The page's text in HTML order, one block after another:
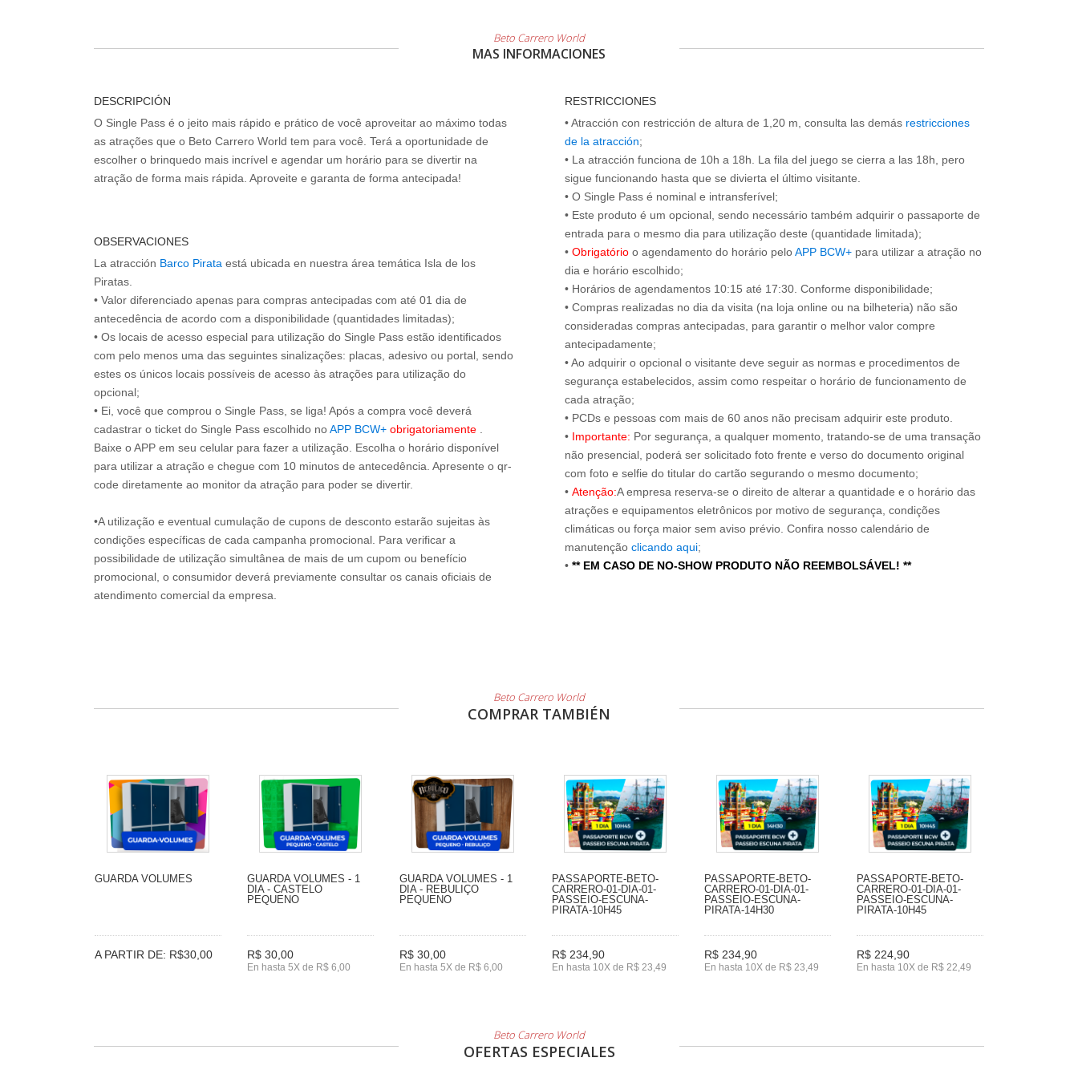
Beto Carrero World
MAS INFORMACIONES
DESCRIPCIÓN
O Single Pass é o jeito mais rápido e prático de você aproveitar ao máximo todas
as atrações que o Beto Carrero World tem para você. Terá a oportunidade de
escolher o brinquedo mais incrível e agendar um horário para se divertir na
atração de forma mais rápida. Aproveite e garanta de forma antecipada!
OBSERVACIONES
La atracción Barco Pirata está ubicada en nuestra área temática Isla de los
Piratas.
• Valor diferenciado apenas para compras antecipadas com até 01 dia de
antecedência de acordo com a disponibilidade (quantidades limitadas);
• Os locais de acesso especial para utilização do Single Pass estão identificados
com pelo menos uma das seguintes sinalizações: placas, adesivo ou portal, sendo
estes os únicos locais possíveis de acesso às atrações para utilização do
opcional;
• Ei, você que comprou o Single Pass, se liga! Após a compra você deverá
cadastrar o ticket do Single Pass escolhido noAPP BCW+ obrigatoriamente
Baixe o APP em seu celular para fazer a utilização. Escolha o horário disponível
para utilizar a atração e chegue com 10 minutos de antecedência. Apresente o qr-
code diretamente ao monitor da atração para poder se divertir.
•A utilização e eventual cumulação de cupons de desconto estarão sujeitas às
condições específicas de cada campanha promocional. Para verificar a
possibilidade de utilização simultânea de mais de um cupom ou benefício
promocional, o consumidor deverá previamente consultar os canais oficiais de
atendimento comercial da empresa.
RESTRICCIONES
• Atracción con restricción de altura de 1,20 m, consulta las demás restricciones
de la atracción;
• La atracción funciona de 10h a 18h. La fila del juego se cierra a las 18h, pero
sigue funcionando hasta que se divierta el último visitante.
• O Single Pass é nominal e intransferível;
• Este produto é um opcional, sendo necessário também adquirir o passaporte de
entrada para o mesmo dia para utilização deste (quantidade limitada);
• Obrigatório o agendamento do horário peloAPP BCW+ para utilizar a atração no
dia e horário escolhido;
• Horários de agendamentos 10:15 até 17:30. Conforme disponibilidade;
• Compras realizadas no dia da visita (na loja online ou na bilheteria) não são
consideradas compras antecipadas, para garantir o melhor valor compre
antecipadamente;
• Ao adquirir o opcional o visitante deve seguir as normas e procedimentos de
segurança estabelecidos, assim como respeitar o horário de funcionamento de
cada atração;
• PCDs e pessoas com mais de 60 anos não precisam adquirir este produto.
• Importante: Por segurança, a qualquer momento, tratando-se de uma transação
não presencial, poderá ser solicitado foto frente e verso do documento original
com foto e selfie do titular do cartão segurando o mesmo documento;
• Atenção:A empresa reserva-se o direito de alterar a quantidade e o horário das
atrações e equipamentos eletrônicos por motivo de segurança, condições
climáticas ou força maior sem aviso prévio. Confira nosso calendário de
manutenção clicando aqui;
• ** EM CASO DE NO-SHOW PRODUTO NÃO REEMBOLSÁVEL! **
Beto Carrero World
COMPRAR TAMBIÉN
GUARDA VOLUMES
A PARTIR DE: R$30,00
GUARDA VOLUMES - 1
DIA - CASTELO
PEQUENO
R$ 30,00
En hasta 5X de R$ 6,00
GUARDA VOLUMES - 1
DIA - REBULIÇO
PEQUENO
R$ 30,00
En hasta 5X de R$ 6,00
PASSAPORTE-BETO-
CARRERO-01-DIA-01-
PASSEIO-ESCUNA-
PIRATA-10H45
R$ 234,90
En hasta 10X de R$ 23,49
PASSAPORTE-BETO-
CARRERO-01-DIA-01-
PASSEIO-ESCUNA-
PIRATA-14H30
R$ 234,90
En hasta 10X de R$ 23,49
PASSAPORTE-BETO-
CARRERO-01-DIA-01-
PASSEIO-ESCUNA-
PIRATA-10H45
R$ 224,90
En hasta 10X de R$ 22,49
Beto Carrero World
OFERTAS ESPECIALES